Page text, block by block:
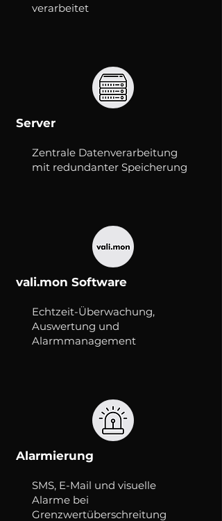
verarbeitet
Server
Zentrale Datenverarbeitung
mit redundanter Speicherung
vali.mon Software
Echtzeit-Überwachung,
Auswertung und
Alarmmanagement
Alarmierung
SMS, E-Mail und visuelle
Alarme bei
Grenzwertüberschreitung